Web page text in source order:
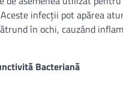
infecții pot apărea
în ochi, cauzând
Bacteriană